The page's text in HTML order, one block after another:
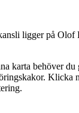
ligger på Olof
karta behöver du
Klicka